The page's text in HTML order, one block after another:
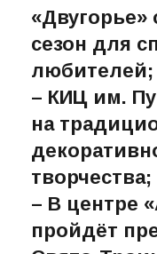
–
«Двугорье»
сезон для
любителей;
– КИЦ им.
на
творчества;
– В центре